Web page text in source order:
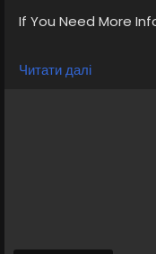
If You Need More
💠⫸Telegram: EkPrime
💠⫸Whatsapp: +1
Читати далі